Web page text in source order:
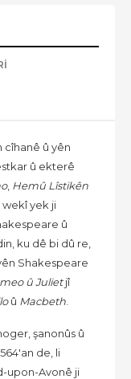
cîhanê û yên
û ekterê
, Hemû Lîstikên
wekî yek ji
û
ku dê bi dû re,
Shakespeare
û Julietjî
û Macbeth
şanonûs û
de, li
upon-Avonê ji